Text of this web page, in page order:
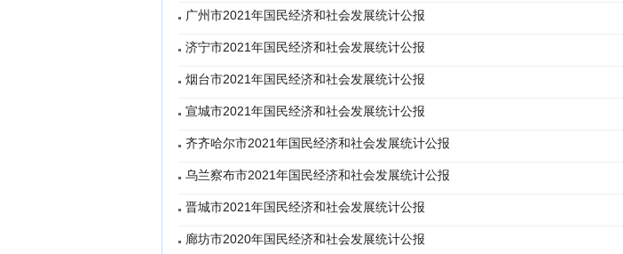
广州市2021年国民经济和社会发展统计公报
济宁市2021年国民经济和社会发展统计公报
烟台市2021年国民经济和社会发展统计公报
宣城市2021年国民经济和社会发展统计公报
齐齐哈尔市2021年国民经济和社会发展统计公报
乌兰察布市2021年国民经济和社会发展统计公报
晋城市2021年国民经济和社会发展统计公报
廊坊市2020年国民经济和社会发展统计公报